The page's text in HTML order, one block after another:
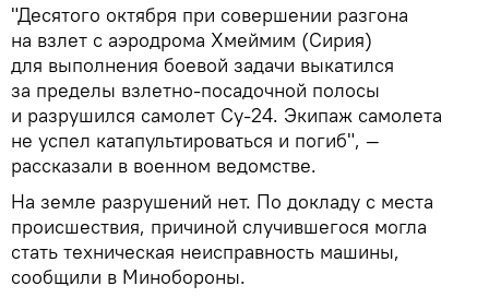
"Десятого октября при совершении разгона
на взлет с аэродрома Хмеймим (Сирия)
для выполнения боевой задачи выкатился
за пределы взлетно-посадочной полосы
и разрушился самолет Су-24. Экипаж самолета
не успел катапультироваться и погиб", —
рассказали в военном ведомстве.
На земле разрушений нет. По докладу с места
происшествия, причиной случившегося могла
стать техническая неисправность машины,
сообщили в Минобороны.